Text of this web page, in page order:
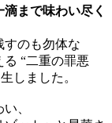
まで味わい尽く
すのも勿体な
“二重の罪悪
しました。
、